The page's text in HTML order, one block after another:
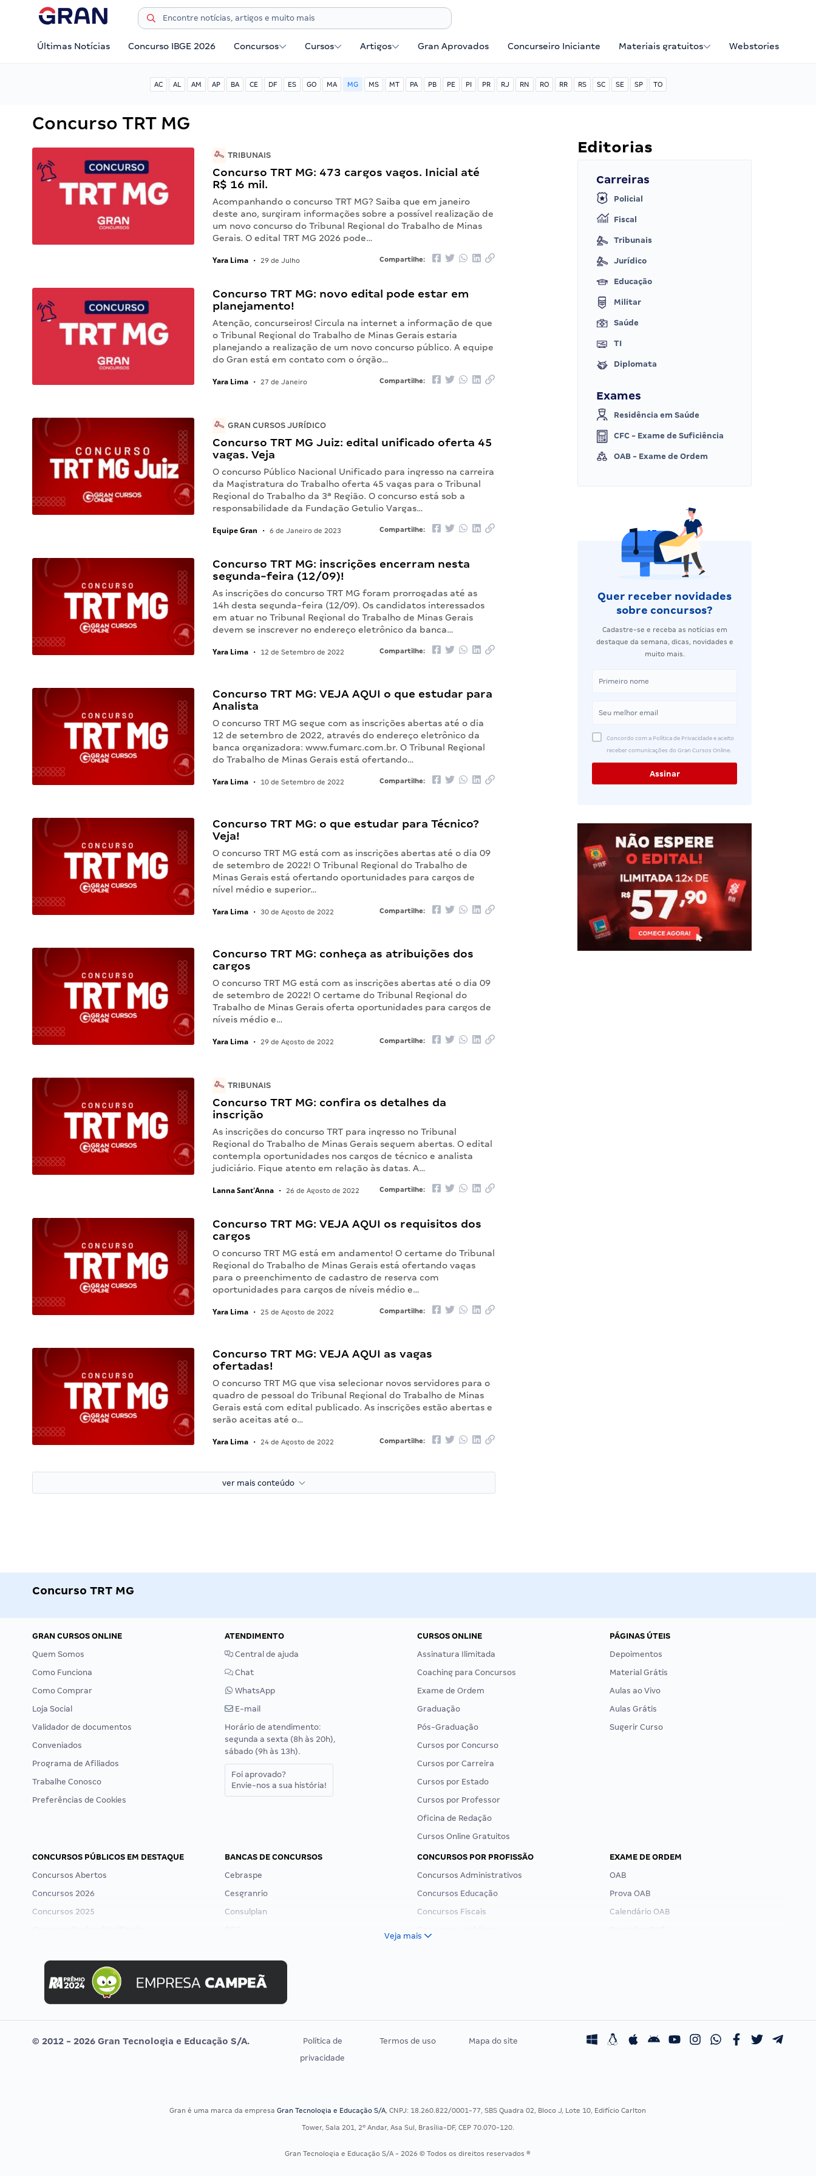
Últimas Notícias Concurso IBGE 2026 Concursos Cursos Artigos Gran Aprovados Concurseiro Iniciante Materiais gratuitos Webstories
AC AL AM AP BA CE DF ES GO MA MG MS MT PA PB PE PI PR RJ RN RO RR RS SC SE SP TO
Concurso TRT MG
TRIBUNAIS
Concurso TRT MG: 473 cargos vagos. Inicial até
R$ 16 mil.
Acompanhando o concurso TRT MG? Saiba que em janeiro
deste ano, surgiram informações sobre a possível realização de
um novo concurso do Tribunal Regional do Trabalho de Minas
Gerais. O edital TRT MG 2026 pode…
Yara Lima • 29 de Julho Compartilhe:
Concurso TRT MG: novo edital pode estar em
planejamento!
Atenção, concurseiros! Circula na internet a informação de que
o Tribunal Regional do Trabalho de Minas Gerais estaria
planejando a realização de um novo concurso público. A equipe
do Gran está em contato com o órgão…
Yara Lima • 27 de Janeiro Compartilhe:
GRAN CURSOS JURÍDICO
Concurso TRT MG Juiz: edital unificado oferta 45
vagas. Veja
O concurso Público Nacional Unificado para ingresso na carreira
da Magistratura do Trabalho oferta 45 vagas para o Tribunal
Regional do Trabalho da 3ª Região. O concurso está sob a
responsabilidade da Fundação Getulio Vargas…
Equipe Gran • 6 de Janeiro de 2023 Compartilhe:
Concurso TRT MG: inscrições encerram nesta
segunda-feira (12/09)!
As inscrições do concurso TRT MG foram prorrogadas até as
14h desta segunda-feira (12/09). Os candidatos interessados
em atuar no Tribunal Regional do Trabalho de Minas Gerais
devem se inscrever no endereço eletrônico da banca…
Yara Lima • 12 de Setembro de 2022 Compartilhe:
Concurso TRT MG: VEJA AQUI o que estudar para
Analista
O concurso TRT MG segue com as inscrições abertas até o dia
12 de setembro de 2022, através do endereço eletrônico da
banca organizadora: www.fumarc.com.br. O Tribunal Regional
do Trabalho de Minas Gerais está ofertando…
Yara Lima • 10 de Setembro de 2022 Compartilhe:
Concurso TRT MG: o que estudar para Técnico?
Veja!
O concurso TRT MG está com as inscrições abertas até o dia 09
de setembro de 2022! O Tribunal Regional do Trabalho de
Minas Gerais está ofertando oportunidades para cargos de
nível médio e superior…
Yara Lima • 30 de Agosto de 2022 Compartilhe:
Concurso TRT MG: conheça as atribuições dos
cargos
O concurso TRT MG está com as inscrições abertas até o dia 09
de setembro de 2022! O certame do Tribunal Regional do
Trabalho de Minas Gerais oferta oportunidades para cargos de
níveis médio e…
Yara Lima • 29 de Agosto de 2022 Compartilhe:
TRIBUNAIS
Concurso TRT MG: confira os detalhes da
inscrição
As inscrições do concurso TRT para ingresso no Tribunal
Regional do Trabalho de Minas Gerais seguem abertas. O edital
contempla oportunidades nos cargos de técnico e analista
judiciário. Fique atento em relação às datas. A…
Lanna Sant'Anna • 26 de Agosto de 2022 Compartilhe:
Concurso TRT MG: VEJA AQUI os requisitos dos
cargos
O concurso TRT MG está em andamento! O certame do Tribunal
Regional do Trabalho de Minas Gerais está ofertando vagas
para o preenchimento de cadastro de reserva com
oportunidades para cargos de níveis médio e…
Yara Lima • 25 de Agosto de 2022 Compartilhe:
Concurso TRT MG: VEJA AQUI as vagas
ofertadas!
O concurso TRT MG que visa selecionar novos servidores para o
quadro de pessoal do Tribunal Regional do Trabalho de Minas
Gerais está com edital publicado. As inscrições estão abertas e
serão aceitas até o…
Yara Lima • 24 de Agosto de 2022 Compartilhe:
ver mais conteúdo
Editorias
Carreiras
Policial
Fiscal
Tribunais
Jurídico
Educação
Militar
Saúde
TI
Diplomata
Exames
Residência em Saúde
CFC - Exame de Suficiência
OAB - Exame de Ordem
Quer receber novidades
sobre concursos?
Cadastre-se e receba as notícias em
destaque da semana, dicas, novidades e
muito mais.
Concordo com a Política de Privacidade e aceito
receber comunicações do Gran Cursos Online.
Concurso TRT MG
GRAN CURSOS ONLINE
Quem Somos
Como Funciona
Como Comprar
Loja Social
Validador de documentos
Conveniados
Programa de Afiliados
Trabalhe Conosco
Preferências de Cookies
ATENDIMENTO
Central de ajuda
Chat
WhatsApp
E-mail
Horário de atendimento:
segunda a sexta (8h às 20h),
sábado (9h às 13h).
Foi aprovado?
Envie-nos a sua história!
CURSOS ONLINE
Assinatura Ilimitada
Coaching para Concursos
Exame de Ordem
Graduação
Pós-Graduação
Cursos por Concurso
Cursos por Carreira
Cursos por Estado
Cursos por Professor
Oficina de Redação
Cursos Online Gratuitos
PÁGINAS ÚTEIS
Depoimentos
Material Grátis
Aulas ao Vivo
Aulas Grátis
Sugerir Curso
CONCURSOS PÚBLICOS EM DESTAQUE
Concursos Abertos
Concursos 2026
Concursos 2025
Concurso MPU
Editais publicados
BANCAS DE CONCURSOS
Cebraspe
Cesgranrio
Consulplan
Selecon
Uniase
Vunesp
CONCURSOS POR PROFISSÃO
Concursos Administrativos
Concursos Educação
Concursos Fiscais
Residência Multiprofissional
EXAME DE ORDEM
OAB
Prova OAB
Calendário OAB
Veja mais
© 2012 - 2026 Gran Tecnologia e Educação S/A.
Política de
privacidade
Termos de uso Mapa do site
Gran é uma marca da empresaGran Tecnologia e Educação S/A, CNPJ: 18.260.822/0001-77, SBS Quadra 02, Bloco J, Lote 10, Edifício Carlton
Tower, Sala 201, 2º Andar, Asa Sul, Brasília-DF, CEP 70.070-120.
Gran Tecnologia e Educação S/A - 2026 © Todos os direitos reservados ®